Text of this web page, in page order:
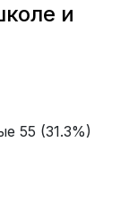
и
55 (31.3%)